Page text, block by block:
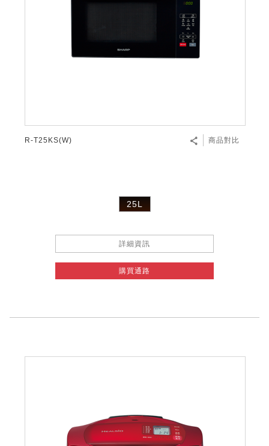
R-T25KS(W) 商品對比
25L
詳細資訊
購買通路